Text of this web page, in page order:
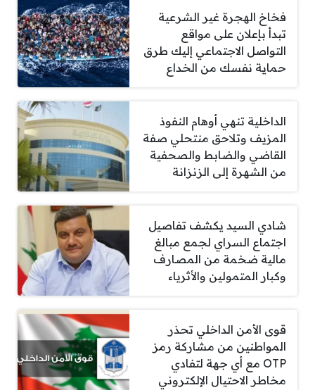
فخاخ الهجرة غير الشرعية
تبدأ بإعلان على مواقع
التواصل الاجتماعي إليك طرق
حماية نفسك من الخداع
الداخلية تنهي أوهام النفوذ
المزيف وتلاحق منتحلي صفة
القاضي والضابط والصحفية
من الشهرة إلى الزنزانة
شادي السيد يكشف تفاصيل
اجتماع السراي لجمع مبالغ
مالية ضخمة من المصارف
وكبار المتمولين والأثرياء
قوى الأمن الداخلي تحذر
المواطنين من مشاركة رمز
OTP مع أي جهة لتفادي
مخاطر الاحتيال الإلكتروني